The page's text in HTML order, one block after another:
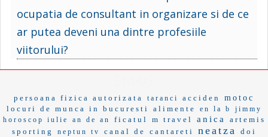
ocupatia de consultant in organizare si de ce
ar putea deveni una dintre profesiile
viitorului?
persoana fizica autorizata taranci acciden
motoc
locuri de munca in bucuresti
alimente en la b
jimmy
horoscop iulie
an de an ficatul m travel anica
artemis
sporting
neptun tv canal de cantareti neatza
doi